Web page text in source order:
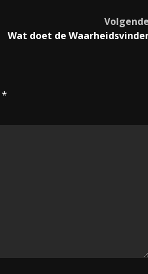
Wat doet de
*